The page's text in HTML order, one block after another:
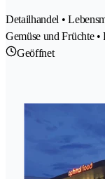
Detailhandel •
Gemüse und Früchte
Geöffnet